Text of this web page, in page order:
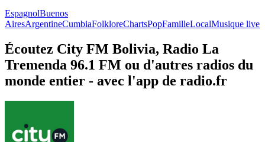
EspagnolBuenos
AiresArgentineCumbiaFolkloreChartsPopFamilleLocalMusique live
Écoutez City FM Bolivia, Radio La
Tremenda 96.1 FM ou d'autres radios du
monde entier - avec l'app de radio.fr